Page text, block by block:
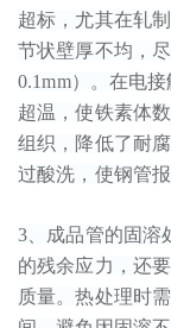
超标，尤其在轧
节状壁厚不均，
0.1mm）。在电
超温，使铁素体
组织，降低了耐
过酸洗，使钢管报
3、成品管的固溶
的残余应力，还
质量。热处理时